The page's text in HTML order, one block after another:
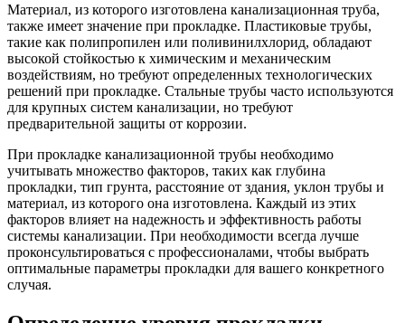
Материал, из которого изготовлена канализационная труба,
также имеет значение при прокладке. Пластиковые трубы,
такие как полипропилен или поливинилхлорид, обладают
высокой стойкостью к химическим и механическим
воздействиям, но требуют определенных технологических
решений при прокладке. Стальные трубы часто используются
для крупных систем канализации, но требуют
предварительной защиты от коррозии.
При прокладке канализационной трубы необходимо
учитывать множество факторов, таких как глубина
прокладки, тип грунта, расстояние от здания, уклон трубы и
материал, из которого она изготовлена. Каждый из этих
факторов влияет на надежность и эффективность работы
системы канализации. При необходимости всегда лучше
проконсультироваться с профессионалами, чтобы выбрать
оптимальные параметры прокладки для вашего конкретного
случая.